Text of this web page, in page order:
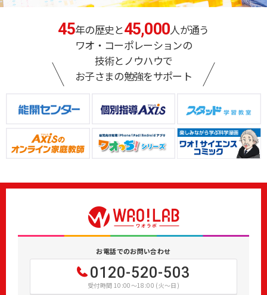
45年の歴史と45,000人が通う
ワオ・コーポレーションの
技術とノウハウで
お子さまの勉強をサポート
お電話でのお問い合わせ
0120-520-503
受付時間 10:00～18:00 (火～日)